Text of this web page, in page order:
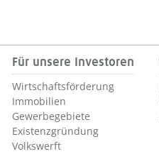
Für unsere Investoren
Wirtschaftsförderung
Immobilien
Gewerbegebiete
Existenzgründung
Volkswerft